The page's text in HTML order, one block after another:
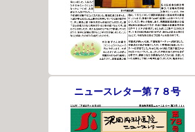
ニュースレター第７８号